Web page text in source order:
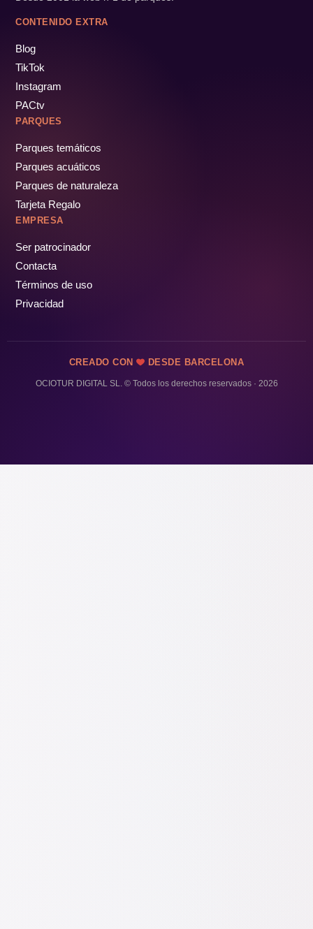
CONTENIDO EXTRA
Blog
TikTok
Instagram
PACtv
PARQUES
Parques temáticos
Parques acuáticos
Parques de naturaleza
Tarjeta Regalo
EMPRESA
Ser patrocinador
Contacta
Términos de uso
Privacidad
CREADO CON DESDE BARCELONA
OCIOTUR DIGITAL SL. © Todos los derechos reservados · 2026